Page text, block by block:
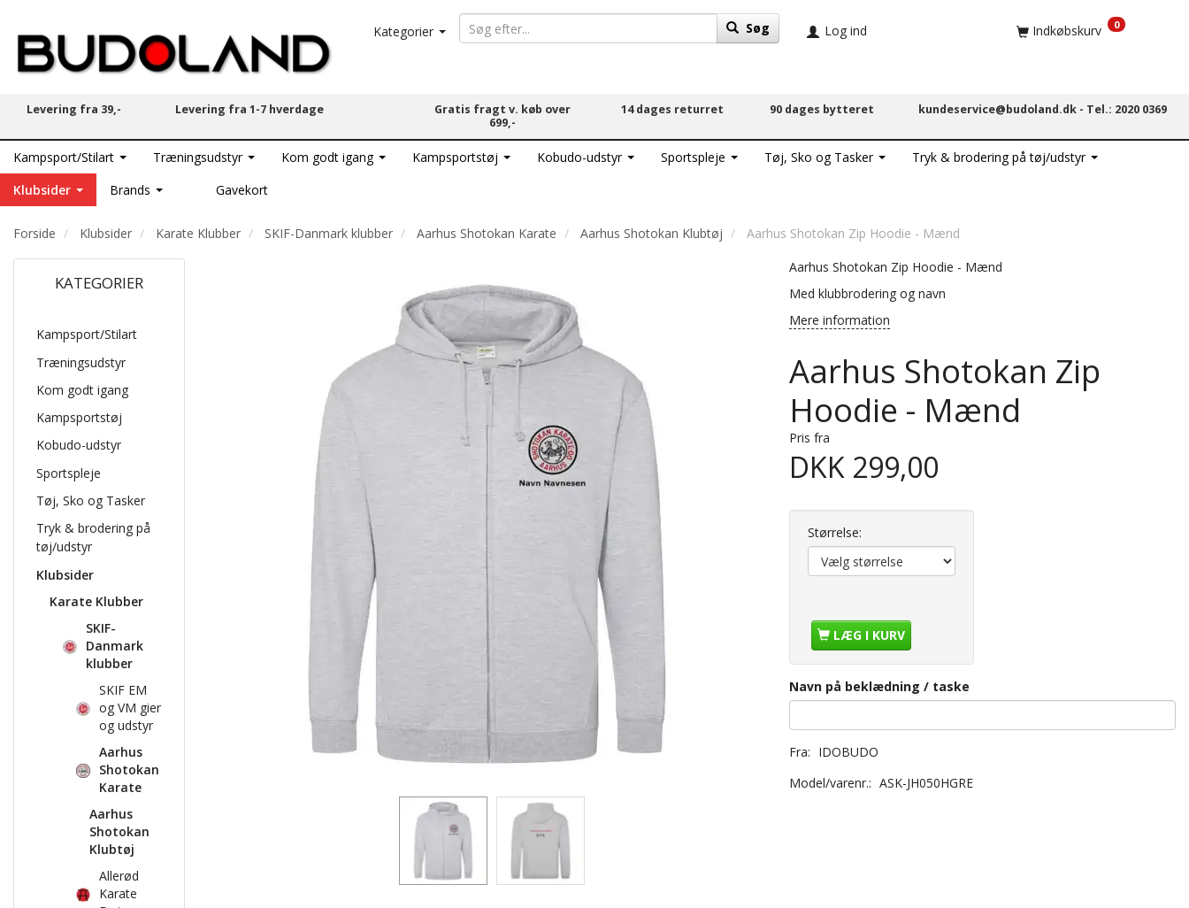
Kategorier Søg Log ind Indkøbskurv 0
Levering fra 39,- Levering fra 1-7 hverdage
Gratis fragt v. køb over
699,-
14 dages returret 90 dages bytteret kundeservice@budoland.dk - Tel.: 2020 0369
Kampsport/Stilart Træningsudstyr Kom godt igang Kampsportstøj Kobudo-udstyr Sportspleje Tøj, Sko og Tasker
Tryk & brodering på tøj/udstyr
Klubsider
Brands Gavekort
Forside Klubsider Karate Klubber SKIF-Danmark klubber Aarhus Shotokan Karate Aarhus Shotokan Klubtøj Aarhus Shotokan Zip Hoodie - Mænd
KATEGORIER
Kampsport/Stilart
Træningsudstyr
Kom godt igang
Kampsportstøj
Kobudo-udstyr
Sportspleje
Tøj, Sko og Tasker
Tryk & brodering på
tøj/udstyr
Klubsider
Karate Klubber
SKIF-
Danmark
klubber
SKIF EM
og VM gier
og udstyr
Aarhus
Shotokan
Karate
Aarhus
Shotokan
Klubtøj
Allerød
Karate
Aarhus Shotokan Zip Hoodie - Mænd
Med klubbrodering og navn
Mere information
Aarhus Shotokan Zip
Hoodie - Mænd
Pris fra
DKK 299,00
Størrelse:
LÆG I KURV
Navn på beklædning / taske
Fra: IDOBUDO
Model/varenr.: ASK-JH050HGRE